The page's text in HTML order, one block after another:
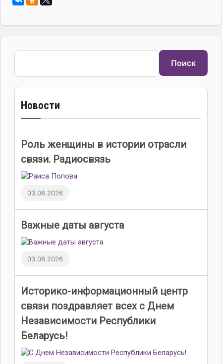
Поиск
Поиск
Новости
Роль женщины в истории отрасли
связи. Радиосвязь
03.08.2026
Важные даты августа
03.08.2026
Историко-информационный центр
связи поздравляет всех с Днем
Независимости Республики
Беларусь!